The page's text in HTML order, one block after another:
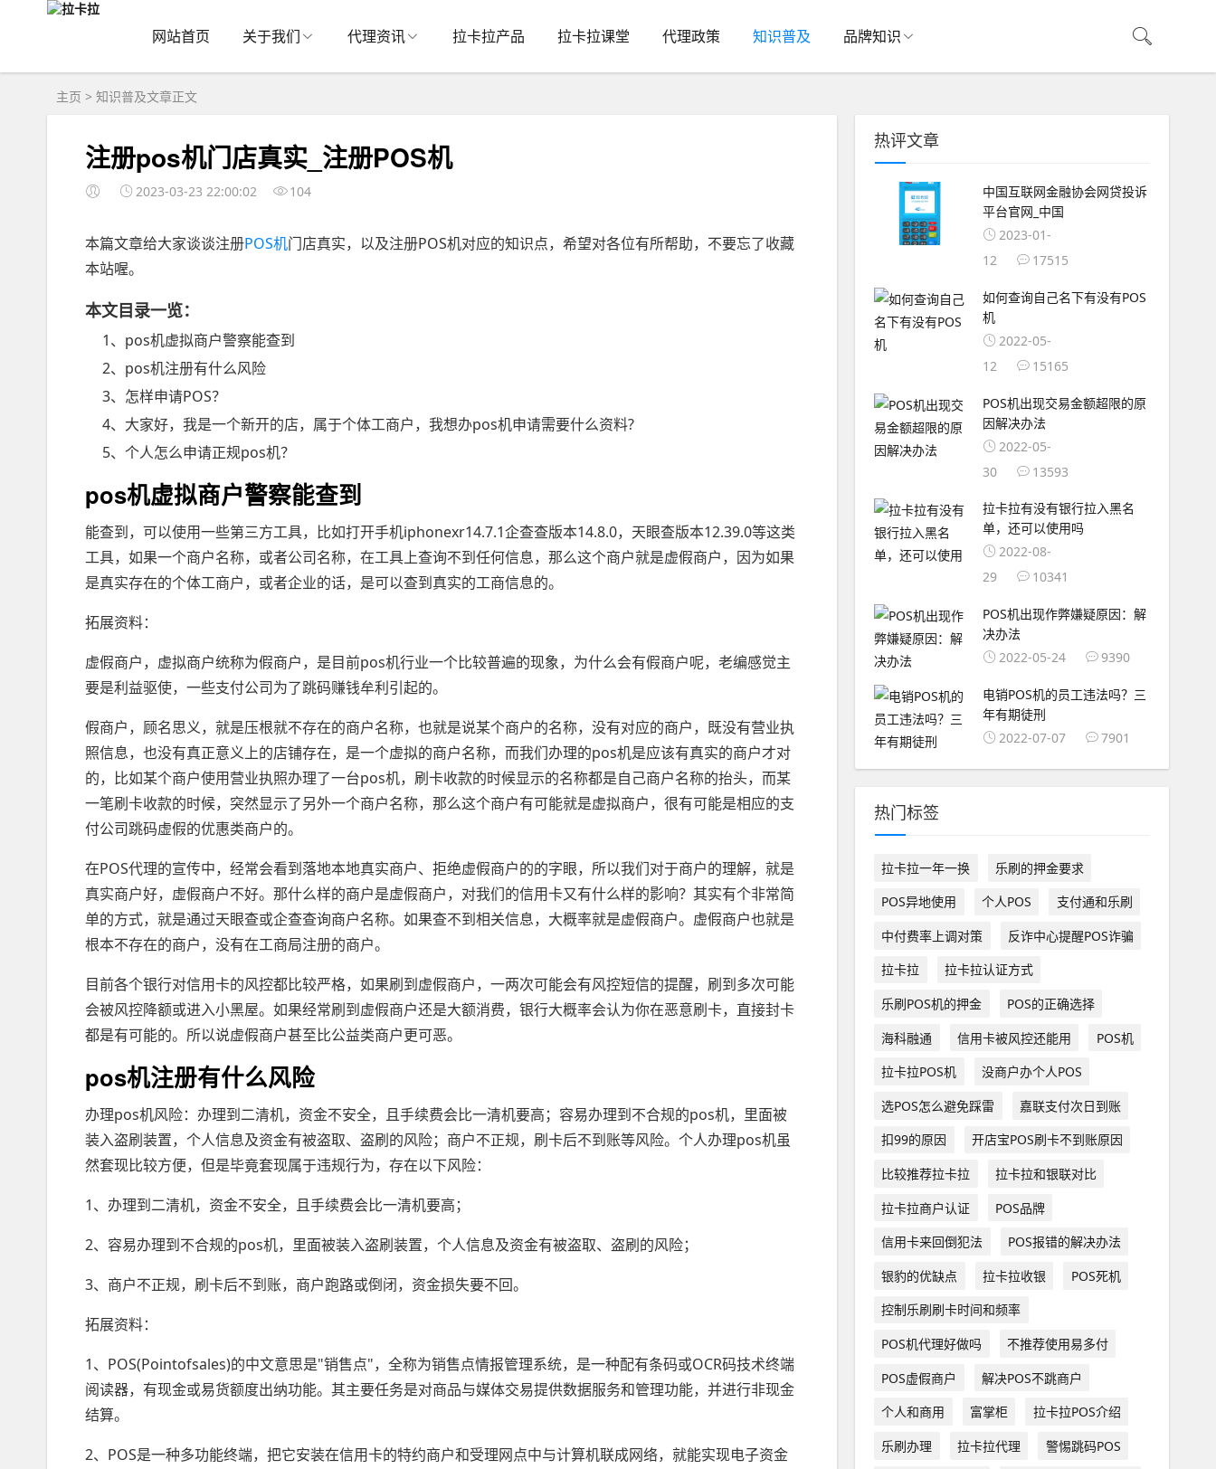
网站首页 关于我们 代理资讯 拉卡拉产品 拉卡拉课堂 代理政策 知识普及 品牌知识
主页 > 知识普及文章正文
注册pos机门店真实_注册POS机
2023-03-23 22:00:02 104
本篇文章给大家谈谈注册POS机门店真实，以及注册POS机对应的知识点，希望对各位有所帮助，不要忘了收藏
本站喔。
本文目录一览：
1、pos机虚拟商户警察能查到
2、pos机注册有什么风险
3、怎样申请POS？
4、大家好，我是一个新开的店，属于个体工商户，我想办pos机申请需要什么资料?
5、个人怎么申请正规pos机？
pos机虚拟商户警察能查到
能查到，可以使用一些第三方工具，比如打开手机iphonexr14.7.1企查查版本14.8.0，天眼查版本12.39.0等这类
工具，如果一个商户名称，或者公司名称，在工具上查询不到任何信息，那么这个商户就是虚假商户，因为如果
是真实存在的个体工商户，或者企业的话，是可以查到真实的工商信息的。
拓展资料：
虚假商户，虚拟商户统称为假商户，是目前pos机行业一个比较普遍的现象，为什么会有假商户呢，老编感觉主
要是利益驱使，一些支付公司为了跳码赚钱牟利引起的。
假商户，顾名思义，就是压根就不存在的商户名称，也就是说某个商户的名称，没有对应的商户，既没有营业执
照信息，也没有真正意义上的店铺存在，是一个虚拟的商户名称，而我们办理的pos机是应该有真实的商户才对
的，比如某个商户使用营业执照办理了一台pos机，刷卡收款的时候显示的名称都是自己商户名称的抬头，而某
一笔刷卡收款的时候，突然显示了另外一个商户名称，那么这个商户有可能就是虚拟商户，很有可能是相应的支
付公司跳码虚假的优惠类商户的。
在POS代理的宣传中，经常会看到落地本地真实商户、拒绝虚假商户的的字眼，所以我们对于商户的理解，就是
真实商户好，虚假商户不好。那什么样的商户是虚假商户，对我们的信用卡又有什么样的影响？其实有个非常简
单的方式，就是通过天眼查或企查查询商户名称。如果查不到相关信息，大概率就是虚假商户。虚假商户也就是
根本不存在的商户，没有在工商局注册的商户。
目前各个银行对信用卡的风控都比较严格，如果刷到虚假商户，一两次可能会有风控短信的提醒，刷到多次可能
会被风控降额或进入小黑屋。如果经常刷到虚假商户还是大额消费，银行大概率会认为你在恶意刷卡，直接封卡
都是有可能的。所以说虚假商户甚至比公益类商户更可恶。
pos机注册有什么风险
办理pos机风险：办理到二清机，资金不安全，且手续费会比一清机要高；容易办理到不合规的pos机，里面被
装入盗刷装置，个人信息及资金有被盗取、盗刷的风险；商户不正规，刷卡后不到账等风险。个人办理pos机虽
然套现比较方便，但是毕竟套现属于违规行为，存在以下风险：
1、办理到二清机，资金不安全，且手续费会比一清机要高；
2、容易办理到不合规的pos机，里面被装入盗刷装置，个人信息及资金有被盗取、盗刷的风险；
3、商户不正规，刷卡后不到账，商户跑路或倒闭，资金损失要不回。
拓展资料：
1、POS(Pointofsales)的中文意思是"销售点"，全称为销售点情报管理系统，是一种配有条码或OCR码技术终端
阅读器，有现金或易货额度出纳功能。其主要任务是对商品与媒体交易提供数据服务和管理功能，并进行非现金
结算。
2、POS是一种多功能终端，把它安装在信用卡的特约商户和受理网点中与计算机联成网络，就能实现电子资金
热评文章
中国互联网金融协会网贷投诉
平台官网_中国
2023-01-
12
17515
如何查询自己名下有没有POS
机
2022-05-
12
15165
POS机出现交易金额超限的原
因解决办法
2022-05-
30
13593
拉卡拉有没有银行拉入黑名
单，还可以使用吗
2022-08-
29
10341
POS机出现作弊嫌疑原因：解
决办法
2022-05-24
9390
电销POS机的员工违法吗？三
年有期徒刑
2022-07-07
7901
热门标签
拉卡拉一年一换
乐刷的押金要求
POS异地使用
个人POS
支付通和乐刷
中付费率上调对策
反诈中心提醒POS诈骗
拉卡拉
拉卡拉认证方式
乐刷POS机的押金
POS的正确选择
海科融通
信用卡被风控还能用
POS机
拉卡拉POS机
没商户办个人POS
选POS怎么避免踩雷
嘉联支付次日到账
扣99的原因
开店宝POS刷卡不到账原因
比较推荐拉卡拉
拉卡拉和银联对比
拉卡拉商户认证
POS品牌
信用卡来回倒犯法
POS报错的解决办法
银豹的优缺点
拉卡拉收银
POS死机
控制乐刷刷卡时间和频率
POS机代理好做吗
不推荐使用易多付
POS虚假商户
解决POS不跳商户
个人和商用
富掌柜
拉卡拉POS介绍
乐刷办理
拉卡拉代理
警惕跳码POS